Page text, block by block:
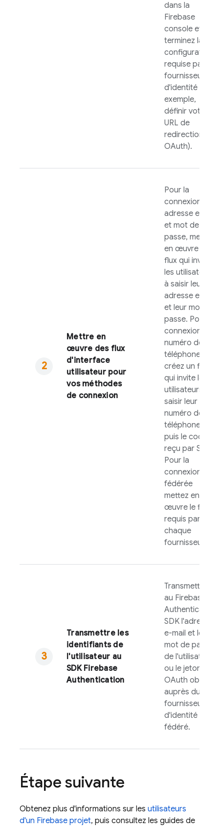
dans la
Firebase
console et
terminez la
configuration
requise par le
fournisseur
d'identité (par
exemple,
définir votre
URL de
redirection
OAuth).
Mettre en
œuvre des flux
d'interface
utilisateur pour
vos méthodes
de connexion
Pour la
connexion par
adresse e-mail
et mot de
passe, mettez
en œuvre un
flux qui invite
les utilisateurs
à saisir leur
adresse e-mail
et leur mot de
passe. Pour la
connexion par
numéro de
téléphone,
créez un flux
qui invite les
utilisateurs à
saisir leur
numéro de
téléphone,
puis le code
reçu par SMS.
Pour la
connexion
fédérée
mettez en
œuvre le flux
requis par
chaque
fournisseur.
Transmettre les
identifiants de
l'utilisateur au
SDK Firebase
Authentication
Transmettez
au Firebase
Authentication
SDK l'adresse
e-mail et le
mot de passe
de l'utilisateur
ou le jeton
OAuth obtenu
auprès du
fournisseur
d'identité
fédéré.
Étape suivante
Obtenez plus d'informations sur les utilisateurs
d'un Firebase projet, puis consultez les guides de